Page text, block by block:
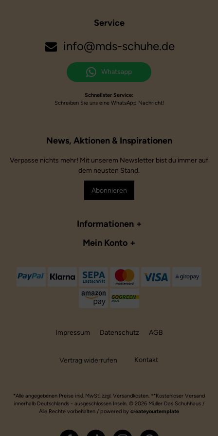
Service
info@mds-schuhe.de
Whatsapp
Schnellster Service:
Schreiben Sie uns eine WhatsApp Nachricht!
Informationen
Mein Konto
Verpasse nichts mehr! Mit unserem Newsletter bist du immer auf
dem neusten Stand.
Abonnieren
Impressum Datenschutz AGB
Vertrag widerrufen Kontakt
*Alle angegebenen Preise inkl. MwSt. zzgl. Versandkosten. **Kostenloser Versand
innerhalb Deutschlands - ausgeschlossen Inseln. © 2026 Müller Das Schuhhaus /
Alle Rechte vorbehalten / powered by createyourtemplate